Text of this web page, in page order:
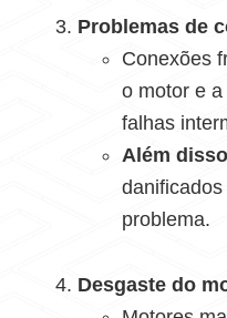
Problemas de
Conexões
o motor e
falhas
Além disso
problema.
Desgaste do